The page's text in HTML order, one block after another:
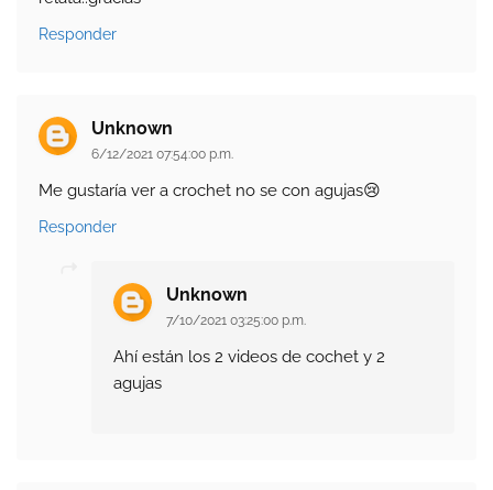
Responder
Unknown
6/12/2021 07:54:00 p.m.
Me gustaría ver a crochet no se con agujas😢
Responder
Unknown
7/10/2021 03:25:00 p.m.
Ahí están los 2 videos de cochet y 2
agujas